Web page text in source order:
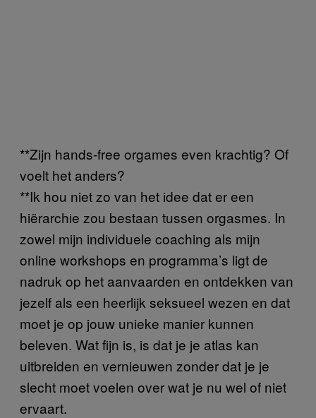
**Zijn hands-free orgames even krachtig? Of
voelt het anders?
**Ik hou niet zo van het idee dat er een
hiërarchie zou bestaan tussen orgasmes. In
zowel mijn individuele coaching als mijn
online workshops en programma’s ligt de
nadruk op het aanvaarden en ontdekken van
jezelf als een heerlijk seksueel wezen en dat
moet je op jouw unieke manier kunnen
beleven. Wat fijn is, is dat je je atlas kan
uitbreiden en vernieuwen zonder dat je je
slecht moet voelen over wat je nu wel of niet
ervaart.